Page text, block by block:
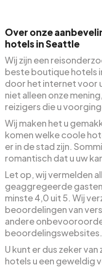
Over onze
hotels in Seattle
Wij zijn een
beste boutique hotels
door het internet voor
niet alleen onze
reizigers die u
Wij maken het u
komen welke coole
er in de stad zijn.
romantisch dat u uw
Let op, wij vermelden
geaggregeerde
minste 4,0 uit 5. Wij
beoordelingen van
andere
beoordelingswebsites.
U kunt er dus zeker
hotels u een geweldig